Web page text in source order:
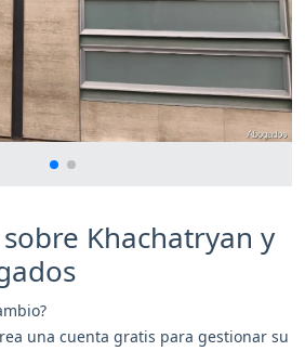
Khachatryan y
una cuenta gratis para gestionar su